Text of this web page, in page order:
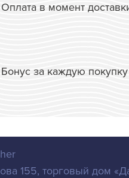
Оплата в момент
Бонус за каждую покупку
155, торговый дом